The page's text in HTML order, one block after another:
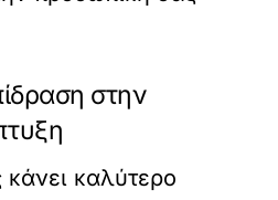
στην
καλύτερο